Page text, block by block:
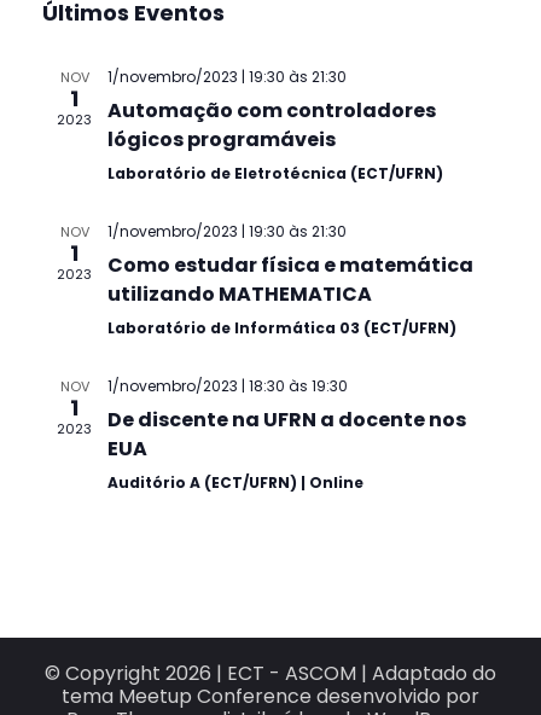
data.
Últimos Eventos
NOV
1
2023
1/novembro/2023 | 19:30 às 21:30
Automação com controladores
lógicos programáveis
Laboratório de Eletrotécnica (ECT/UFRN)
NOV
1
2023
1/novembro/2023 | 19:30 às 21:30
Como estudar física e matemática
utilizando MATHEMATICA
Laboratório de Informática 03 (ECT/UFRN)
NOV
1
2023
1/novembro/2023 | 18:30 às 19:30
De discente na UFRN a docente nos
EUA
Auditório A (ECT/UFRN) | Online
© Copyright 2026 | ECT - ASCOM | Adaptado do
tema Meetup Conference desenvolvido por